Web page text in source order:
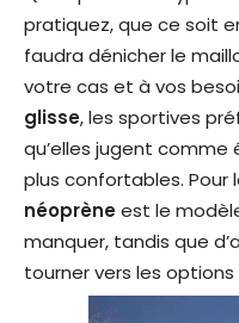
pratiquez, que ce soit
faudra dénicher le
votre cas et à vos
glisse, les sportives
qu’elles jugent
plus confortables. Pour
néoprèneest le
manquer, tandis que
tourner vers les options